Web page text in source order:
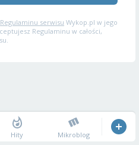
Regulaminu serwisu Wykop.pl w jego
Regulaminu w całości,
Hity Mikroblog